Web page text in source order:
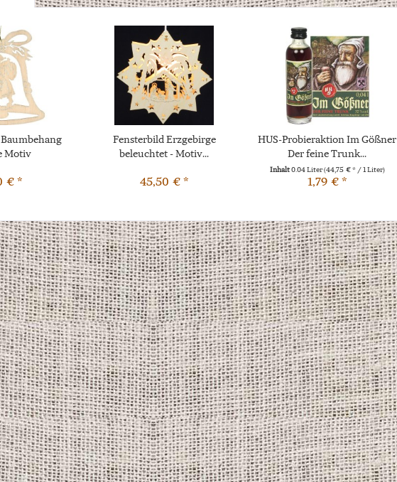
Motiv
€ *
Fensterbild Erzgebirge
beleuchtet - Motiv...
45,50 € *
HUS-Probieraktion Im Gößner
Der feine Trunk...
Inhalt0.04 Liter(44,75 € * / 1 Liter)
1,79 € *